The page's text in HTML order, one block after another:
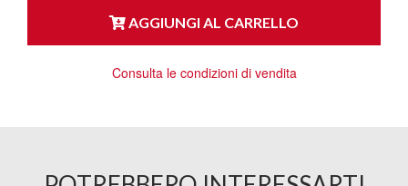
AGGIUNGI AL CARRELLO
Consulta le condizioni di vendita